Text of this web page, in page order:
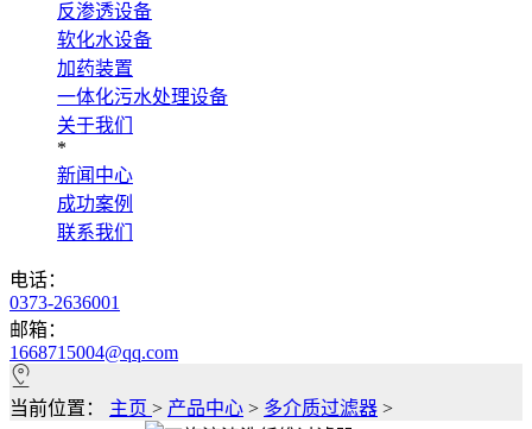
反渗透设备
软化水设备
加药装置
一体化污水处理设备
关于我们
*
新闻中心
成功案例
联系我们
电话：
0373-2636001
邮箱：
1668715004@qq.com
当前位置： 主页 > 产品中心 > 多介质过滤器 >